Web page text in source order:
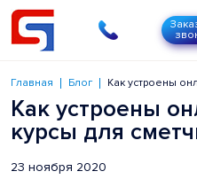
Главная Блог Как устроены
Как устроены
курсы для
23 ноября 2020